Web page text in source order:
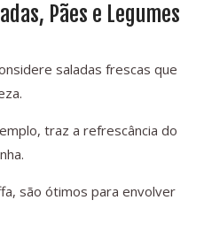
Pães e Legumes
saladas frescas que
traz a refrescância do
são ótimos para envolver